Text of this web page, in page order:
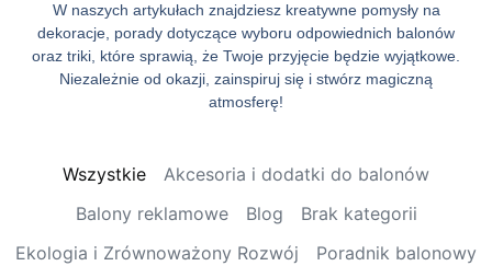
W naszych artykułach znajdziesz kreatywne pomysły na
dekoracje, porady dotyczące wyboru odpowiednich balonów
oraz triki, które sprawią, że Twoje przyjęcie będzie wyjątkowe.
Niezależnie od okazji, zainspiruj się i stwórz magiczną
atmosferę!
Akcesoria i dodatki do balonów
Balony reklamowe
Blog
Brak kategorii
Ekologia i Zrównoważony Rozwój
Poradnik balonowy
Wszystkie